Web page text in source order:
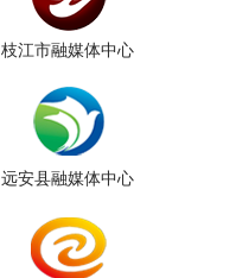
枝江市融媒体中心
远安县融媒体中心